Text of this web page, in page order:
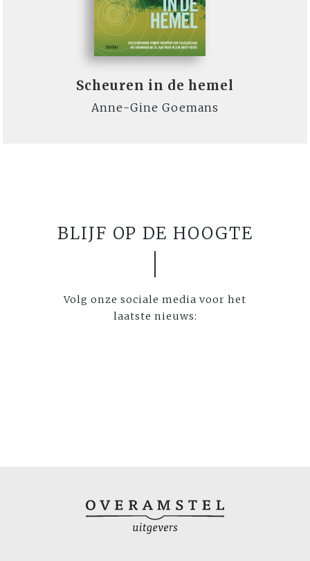
Scheuren in de hemel
Anne-Gine Goemans
BLIJF OP DE HOOGTE
Volg onze sociale media voor het
laatste nieuws: